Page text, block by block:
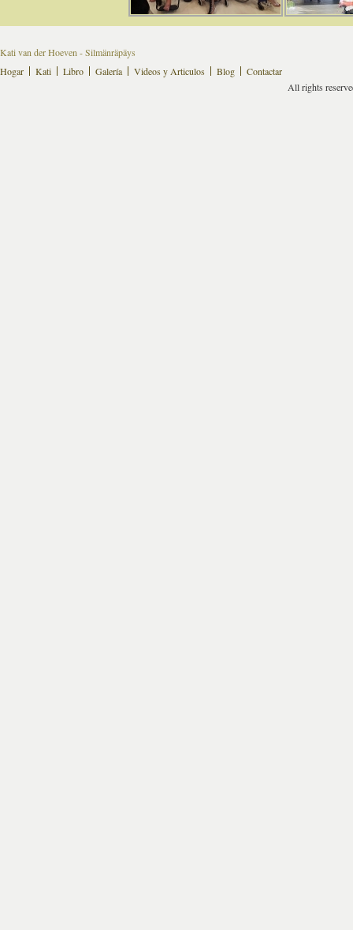
Kati van der Hoeven - Silmänräpäys
Hogar
Kati Libro Galería Videos y Articulos Blog
Contactar
All rights